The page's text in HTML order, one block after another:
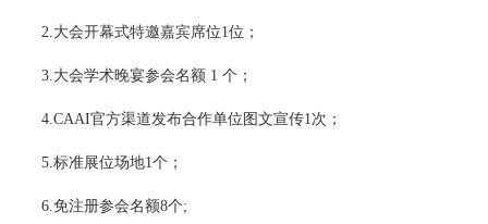
2.大会开幕式特邀嘉宾席位1位；
3.大会学术晚宴参会名额 1 个；
4.CAAI官方渠道发布合作单位图文宣传1次；
5.标准展位场地1个；
6.免注册参会名额8个;